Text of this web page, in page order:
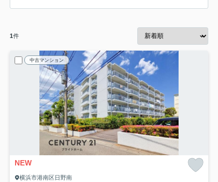
1件
中古マンション
NEW
横浜市港南区日野南